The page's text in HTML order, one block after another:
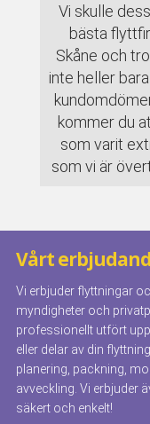
Vi skulle
bästa
Skåne och
inte heller
kommer du
som varit
som vi är
Vårt
Vi erbjuder flyttningar
myndigheter och
professionellt utfört
eller delar av din
planering, packning,
avveckling. Vi erbjuder
säkert och enkelt!